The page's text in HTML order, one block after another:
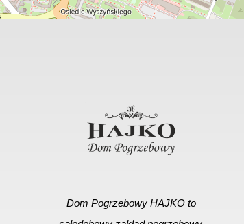
Dom Pogrzebowy HAJKO to